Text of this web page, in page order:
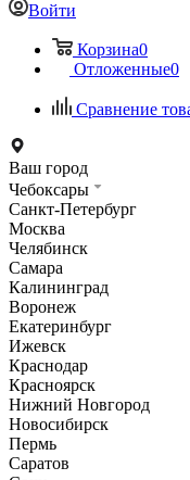
Войти
Корзина0
Отложенные0
Сравнение
Ваш город
Чебоксары
Санкт-Петербург
Москва
Челябинск
Самара
Калининград
Воронеж
Екатеринбург
Ижевск
Краснодар
Красноярск
Нижний Новгород
Новосибирск
Пермь
Саратов